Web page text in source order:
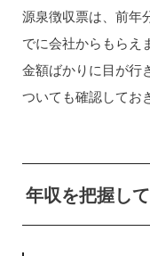
源泉徴収票は、前年
でに会社からもらえ
金額ばかりに目が行
ついても確認してお
年収を把握し